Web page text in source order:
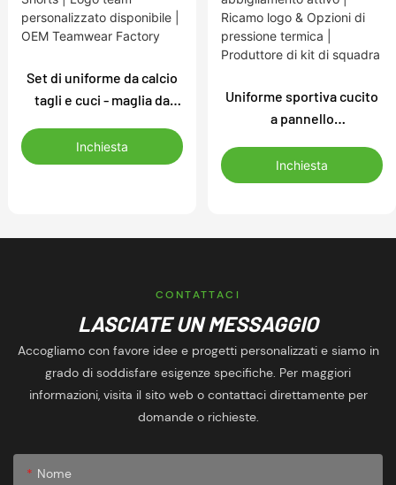
Set di uniforme da calcio
tagli e cuci - maglia da
Shorts | Logo team
personalizzato
Inchiesta
Uniforme sportiva cucito
a pannello
misura & Set di
abbigliamento attivo |
Inchiesta
CONTATTACI
LASCIATE UN MESSAGGIO
Accogliamo con favore idee e progetti personalizzati e siamo in
grado di soddisfare esigenze specifiche. Per maggiori
informazioni, visita il sito web o contattaci direttamente per
domande o richieste.
Nome